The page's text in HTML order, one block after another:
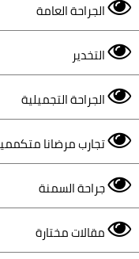
الجراحة العامة
التخدير
الجراحة التجميلية
تجارب مرضانا
جراحة السمنة
مقالات مختارة